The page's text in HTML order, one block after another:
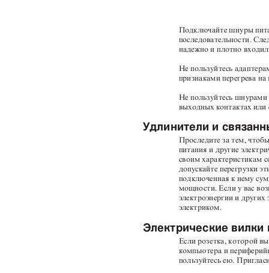
Подключайте шнуры
последовательности.
надежно и плотно
Не пользуйтесь
признаками перегрева
Не пользуйтесь
выходных контактах
Удлинители и
Проследите за тем,
питания и другие
своим характеристикам
допускайте перегрузки
подключенная к нему
мощности. Если у вас
электроэнергии и
электриком.
Электрические
Если розетка, которой
компьютера и
пользуйтесь ею.